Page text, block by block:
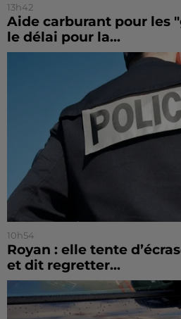
13h42
Aide carburant pour les
le délai pour la...
10h54
Royan : elle tente
et dit regretter...